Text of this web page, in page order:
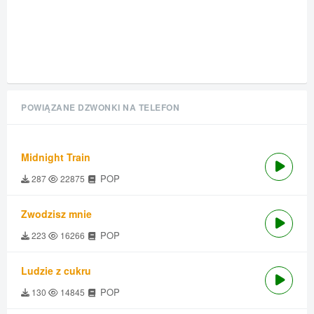
POWIĄZANE DZWONKI NA TELEFON
Midnight Train
287 22875 POP
Zwodzisz mnie
223 16266 POP
Ludzie z cukru
130 14845 POP